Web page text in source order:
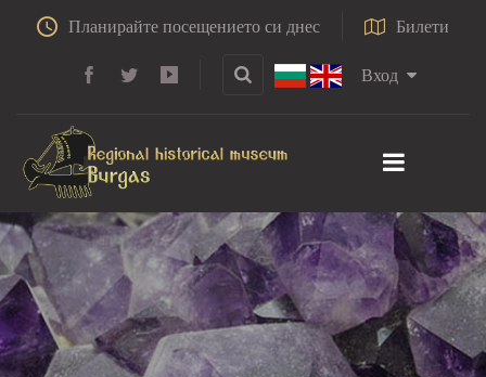
Планирайте посещението си днес Билети
Вход